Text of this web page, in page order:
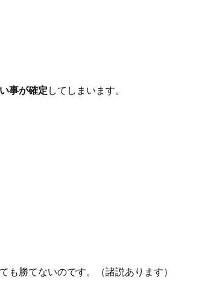
事が確定 してしまいます。
勝てないのです。（諸説あります）